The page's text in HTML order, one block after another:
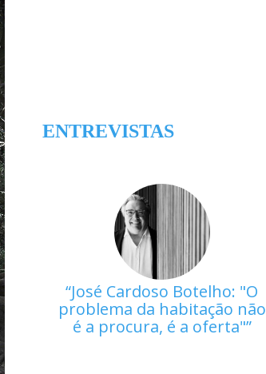
ENTREVISTAS
José Cardoso Botelho: "O
problema da habitação não
é a procura, é a oferta"